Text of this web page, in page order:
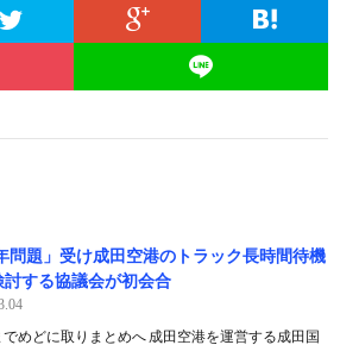
問題」受け成田空港のトラック長時間待機
討する協議会が初会合
めどに取りまとめへ 成田空港を運営する成田国